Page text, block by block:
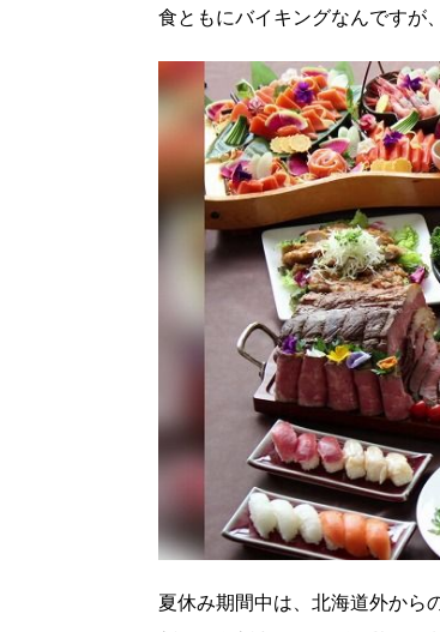
北海道で暮らす、あな
明日への”きっかけ
パートナーメディア
運営会社 広告掲載 情報提供・
プライバシーポ
閉じる
食ともにバイキングなんですが
夏休み期間中は、北海道外から